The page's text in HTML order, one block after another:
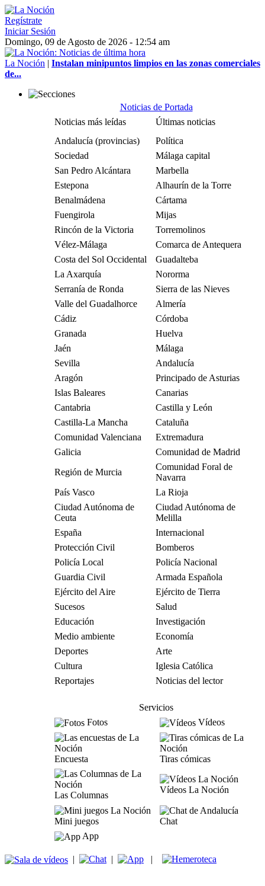
Regístrate
Iniciar Sesión
Domingo, 09 de Agosto de 2026 - 12:54 am
La Noción | Instalan minipuntos limpios en las zonas comerciales
de...
Noticias de Portada
Noticias más leídas
Últimas noticias
Andalucía (provincias)
Política
Sociedad
Málaga capital
San Pedro Alcántara
Marbella
Estepona
Alhaurín de la Torre
Benalmádena
Cártama
Fuengirola
Mijas
Rincón de la Victoria
Torremolinos
Vélez-Málaga
Comarca de Antequera
Costa del Sol Occidental
Guadalteba
La Axarquía
Nororma
Serranía de Ronda
Sierra de las Nieves
Valle del Guadalhorce
Almería
Cádiz
Córdoba
Granada
Huelva
Jaén
Málaga
Sevilla
Andalucía
Aragón
Principado de Asturias
Islas Baleares
Canarias
Cantabria
Castilla y León
Castilla-La Mancha
Cataluña
Comunidad Valenciana
Extremadura
Galicia
Comunidad de Madrid
Región de Murcia
Comunidad Foral de
Navarra
País Vasco
La Rioja
Ciudad Autónoma de
Ceuta
Ciudad Autónoma de
Melilla
España
Internacional
Protección Civil
Bomberos
Policía Local
Policía Nacional
Guardia Civil
Armada Española
Ejército del Aire
Ejército de Tierra
Sucesos
Salud
Educación
Investigación
Medio ambiente
Economía
Deportes
Arte
Cultura
Iglesia Católica
Reportajes
Noticias del lector
Servicios
Fotos
Vídeos
Encuesta Tiras cómicas
Las Columnas
Vídeos La Noción
Mini juegos
Chat
App
| | |